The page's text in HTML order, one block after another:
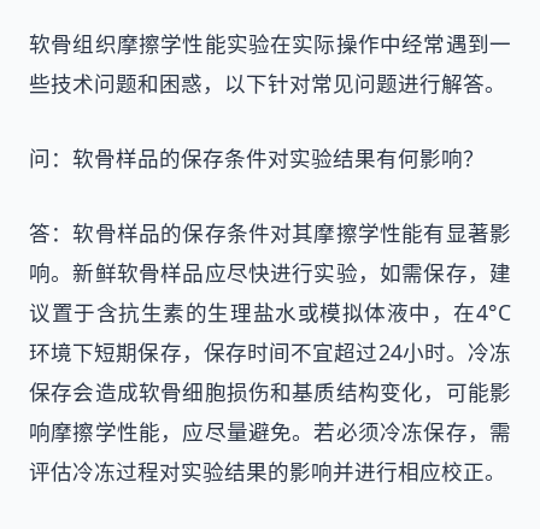
软骨组织摩擦学性能实验在实际操作中经常遇到一
些技术问题和困惑，以下针对常见问题进行解答。
问：软骨样品的保存条件对实验结果有何影响？
答：软骨样品的保存条件对其摩擦学性能有显著影
响。新鲜软骨样品应尽快进行实验，如需保存，建
议置于含抗生素的生理盐水或模拟体液中，在4°C
环境下短期保存，保存时间不宜超过24小时。冷冻
保存会造成软骨细胞损伤和基质结构变化，可能影
响摩擦学性能，应尽量避免。若必须冷冻保存，需
评估冷冻过程对实验结果的影响并进行相应校正。